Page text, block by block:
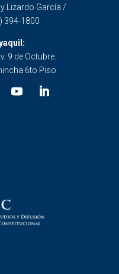
Lizardo García /
394-1800
9 de Octubre.
6to Piso